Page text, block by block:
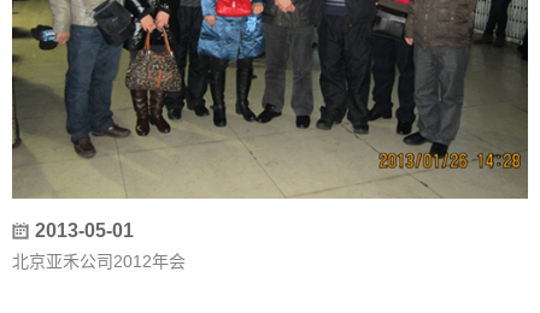
2013-05-01
北京亚禾公司2012年会